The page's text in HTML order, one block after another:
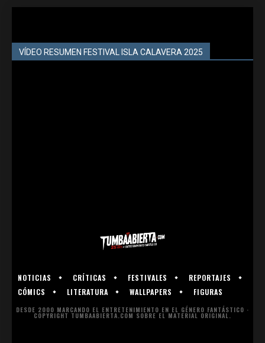
VÍDEO RESUMEN FESTIVAL ISLA CALAVERA 2025
NOTICIAS CRÍTICAS FESTIVALES
REPORTAJES
CÓMICS
LITERATURA WALLPAPERS FIGURAS
DESDE 2000 MARCANDO EL ENTRETENIMIENTO EN EL GÉNERO FANTÁSTICO ·
COPYRIGHT TUMBAABIERTA.COM SOBRE EL MATERIAL ORIGINAL.